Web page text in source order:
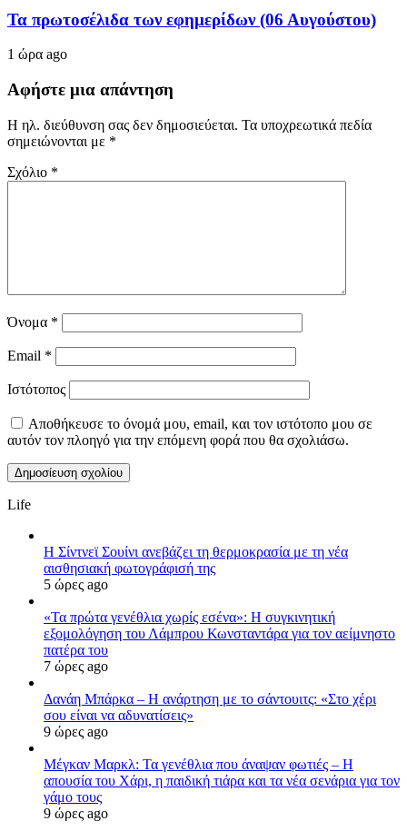
Τα πρωτοσέλιδα των εφημερίδων (06 Αυγούστου)
1 ώρα ago
Αφήστε μια απάντηση
Η ηλ. διεύθυνση σας δεν δημοσιεύεται. Τα υποχρεωτικά πεδία
σημειώνονται με *
Σχόλιο *
Όνομα *
Email *
Ιστότοπος
Αποθήκευσε το όνομά μου, email, και τον ιστότοπο μου σε
αυτόν τον πλοηγό για την επόμενη φορά που θα σχολιάσω.
Life
Η Σίντνεϊ Σουίνι ανεβάζει τη θερμοκρασία με τη νέα
αισθησιακή φωτογράφισή της
5 ώρες ago
«Τα πρώτα γενέθλια χωρίς εσένα»: Η συγκινητική
εξομολόγηση του Λάμπρου Κωνσταντάρα για τον αείμνηστο
πατέρα του
7 ώρες ago
Δανάη Μπάρκα – Η ανάρτηση με το σάντουιτς: «Στο χέρι
σου είναι να αδυνατίσεις»
9 ώρες ago
Μέγκαν Μαρκλ: Τα γενέθλια που άναψαν φωτιές – Η
απουσία του Χάρι, η παιδική τιάρα και τα νέα σενάρια για τον
γάμο τους
9 ώρες ago